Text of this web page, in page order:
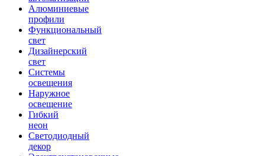
Алюминиевые
профили
Функциональный
свет
Дизайнерский
свет
Системы
освещения
Наружное
освещение
Гибкий
неон
Светодиодный
декор